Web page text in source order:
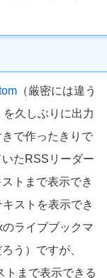
（厳密には違う
久しぶりに出力
で作ったきりで
たRSSリーダー
トまで表示でき
ストを表示でき
ライブブックマ
う）ですが、
トまで表示できる